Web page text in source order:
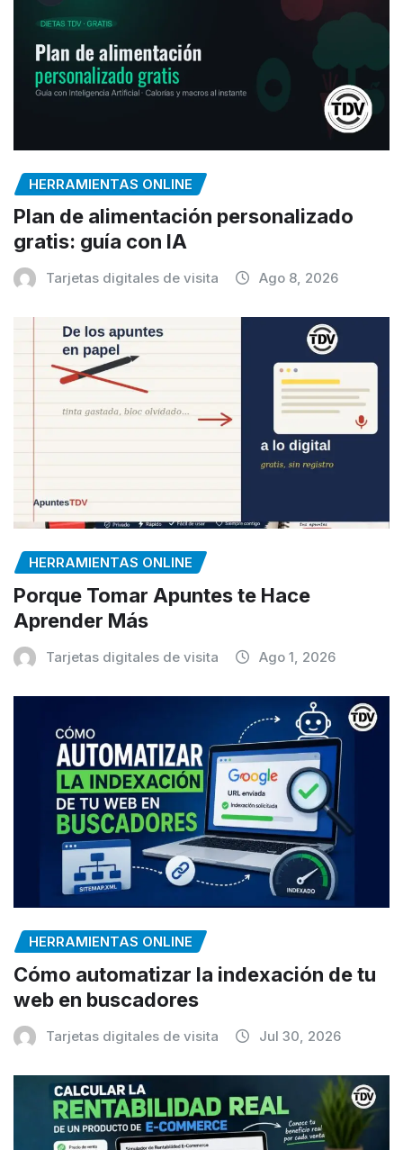
HERRAMIENTAS ONLINE
Plan de alimentación personalizado
gratis: guía con IA
Tarjetas digitales de visita Ago 8, 2026
HERRAMIENTAS ONLINE
Porque Tomar Apuntes te Hace
Aprender Más
Tarjetas digitales de visita Ago 1, 2026
HERRAMIENTAS ONLINE
Cómo automatizar la indexación de tu
web en buscadores
Tarjetas digitales de visita Jul 30, 2026